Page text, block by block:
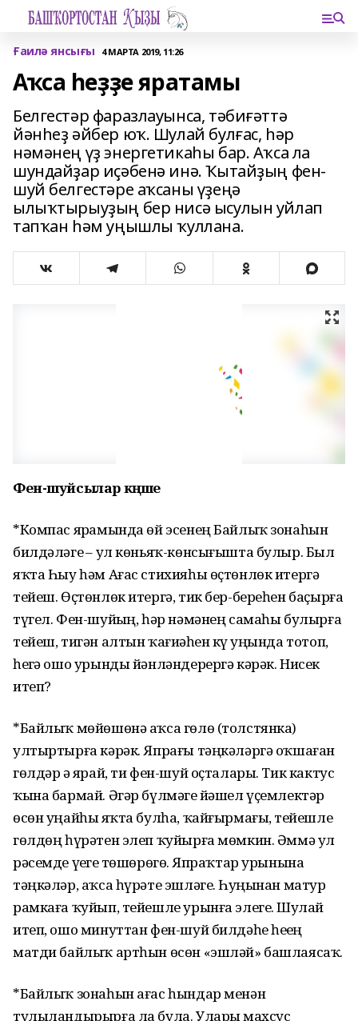
Ғаилә янсығы 4 МАРТА 2019, 11:26
Аҡса һеҙҙе яратамы
Белгестәр фаразлауынса, тәбиғәттә
йәнһеҙ әйбер юҡ. Шулай булғас, һәр
нәмәнең үҙ энергетикаһы бар. Аҡса ла
шундайҙар иҫәбенә инә. Ҡытайҙың фен-
шуй белгестәре аҡсаны үҙеңә
ылыҡтырыуҙың бер нисә ысулын уйлап
тапҡан һәм уңышлы ҡуллана.
Фен-шуйсылар кәңәше
*Компас ярҙамында өй эсенең Байлыҡ зонаһын
билдәләгеҙ – ул көньяҡ-көнсығышта булыр. Был
яҡта Һыу һәм Ағас стихияһы өҫтөнлөк итергә
тейеш. Өҫтөнлөк итергә, тик бер-береһен баҫырға
түгел. Фен-шуйҙың, һәр нәмәнең самаһы булырға
тейеш, тигән алтын ҡағиҙәһен күҙ уңында тотоп,
һеҙгә ошо урынды йәнләндерергә кәрәк. Нисек
итеп?
*Байлыҡ мөйөшөнә аҡса гөлө (толстянка)
ултыртырға кәрәк. Япрағы тәңкәләргә оҡшаған
гөлдәр ҙә ярай, ти фен-шуй оҫталары. Тик кактус
ҡына бармай. Әгәр бүлмәгеҙ йәшел үҫемлектәр
өсөн уңайһыҙ яҡта булһа, ҡайғырмағыҙ, тейешле
гөлдөң һүрәтен элеп ҡуйырға мөмкин. Әммә ул
рәсемде үҙегеҙ төшөрөгөҙ. Япраҡтар урынына
тәңкәләр, аҡса һүрәте эшләгеҙ. Һуңынан матур
рамкаға ҡуйып, тейешле урынға элегеҙ. Шулай
итеп, ошо минуттан фен-шуй билдәһе һеҙҙең
матди байлыҡ артһын өсөн «эшләй» башлаясаҡ.
*Байлыҡ зонаһын ағас һындар менән
тулыландырырға ла була. Уларҙы махсус